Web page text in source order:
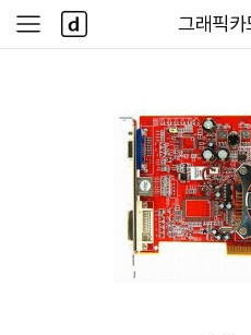
다나와
그래픽카
사
이
다
나
와